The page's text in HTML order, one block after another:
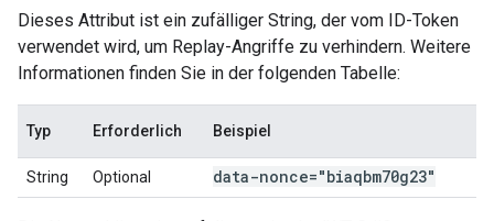
Dieses Attribut ist ein zufälliger String, der vom ID-Token
verwendet wird, um Replay-Angriffe zu verhindern. Weitere
Informationen finden Sie in der folgenden Tabelle:
Typ Erforderlich Beispiel
String Optional data-nonce="biaqbm70g23"